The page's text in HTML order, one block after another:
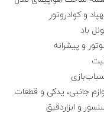
و کوادروتور
باد
و پیشرانه
جانبی، یدکی و قطعات
و ابزاردقیق